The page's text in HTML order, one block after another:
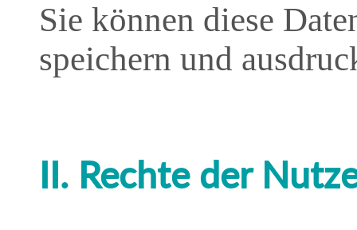
Sie können diese
speichern und
II. Rechte der